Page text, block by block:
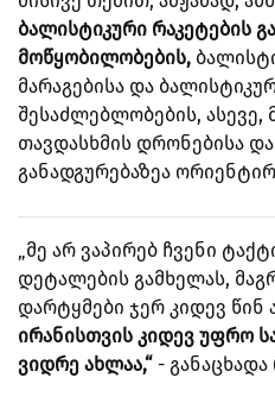
ბალისტიკური რაკეტების
მოწყობილობების,
მარაგებისა და
შესაძლებლობების, ასევე,
თავდასხმის დრონებისა
განადგურებაზეა
„მე არ ვაპირებ ჩვენი
დეტალების გამხელას,
დარტყმები ჯერ კიდევ წინ
ირანისთვის კიდევ უფრო
ვიდრე ახლაა,“ -